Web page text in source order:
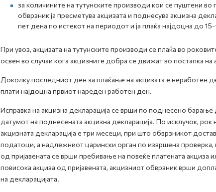
за количините на тутунските производи кои се пуштени
обврзник ја пресметува акцизата и поднесува акцизна
пет дена по истекот на периодот и ја плаќа најдоцна до
При увоз, акцизата на тутунските производи се плаќа во
освен во случаи кога акцизните добра се движат во постапка
Доколку последниот ден за плаќање на акцизата е неработен
плати најдоцна првиот нареден работен ден.
Исправка на акцизна декларација се врши по поднесено
датумот на поднесената акцизна декларација. По исклучок, рок
акцизната декларација е три месеци, при што обврзникот
податоци, а надлежниот царински орган по извршена проверка,
од пријавената се врши пребивање на повеќе платената
повисока акциза од пријавената, акцизниот обврзник врши
на декларацијата.